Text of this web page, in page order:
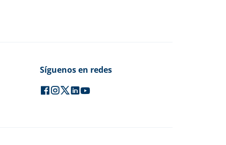
Síguenos en redes